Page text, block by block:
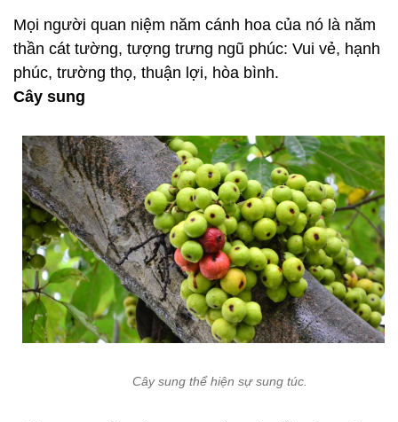
Mọi người quan niệm năm cánh hoa của nó là năm
thần cát tường, tượng trưng ngũ phúc: Vui vẻ, hạnh
phúc, trường thọ, thuận lợi, hòa bình.
Cây sung
Cây sung thể hiện sự sung túc.